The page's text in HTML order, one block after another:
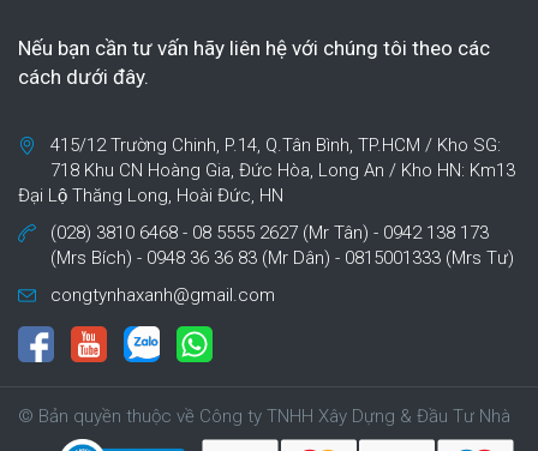
Nếu bạn cần tư vấn hãy liên hệ với chúng tôi theo các
cách dưới đây.
415/12 Trường Chinh, P.14, Q.Tân Bình, TP.HCM / Kho SG:
718 Khu CN Hoàng Gia, Đức Hòa, Long An / Kho HN: Km13
Đại Lộ Thăng Long, Hoài Đức, HN
(028) 3810 6468 - 08 5555 2627 (Mr Tân) - 0942 138 173
(Mrs Bích) - 0948 36 36 83 (Mr Dân) - 0815001333 (Mrs Tư)
congtynhaxanh@gmail.com
© Bản quyền thuộc về Công ty TNHH Xây Dựng & Đầu Tư Nhà